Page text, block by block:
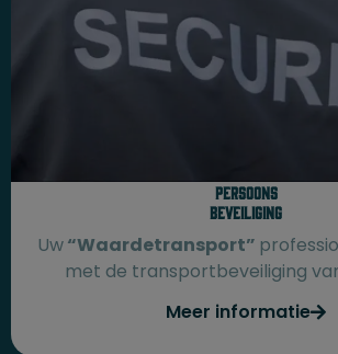
Persoons
beveiliging
Uw“Waardetransport”
met de transportbeveiliging
Meer informatie